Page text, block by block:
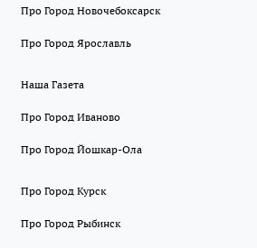
Про Город Новочебоксарск
Про Город Ярославль
Наша Газета
Про Город Иваново
Про Город Йошкар-Ола
Про Город Курск
Про Город Рыбинск